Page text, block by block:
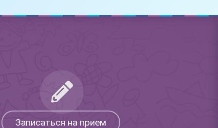
Записаться на прием